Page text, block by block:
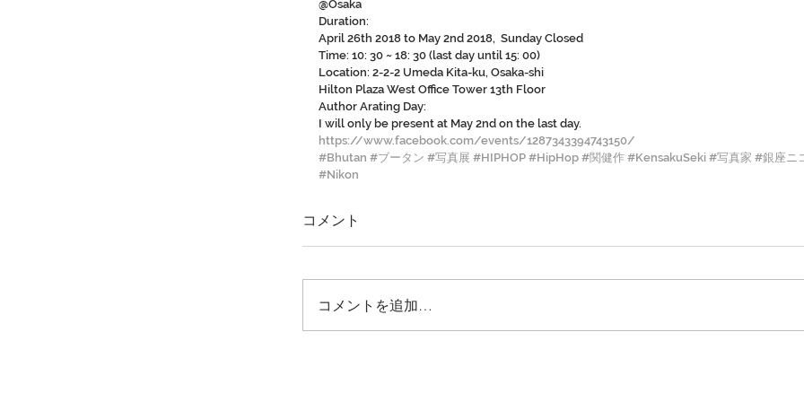
@Osaka
Duration:
April 26th 2018 to May 2nd 2018,  Sunday Closed
Time: 10: 30 ~ 18: 30 (last day until 15: 00)
Location: 2-2-2 Umeda Kita-ku, Osaka-shi
Hilton Plaza West Office Tower 13th Floor
Author Arating Day:
I will only be present at May 2nd on the last day.
https://www.facebook.com/events/1287343394743150/
#Bhutan #ブータン #写真展 #HIPHOP #HipHop #関健作 #KensakuSeki #写真家 #銀座ニ
#Nikon
コメント
コメントを追加…